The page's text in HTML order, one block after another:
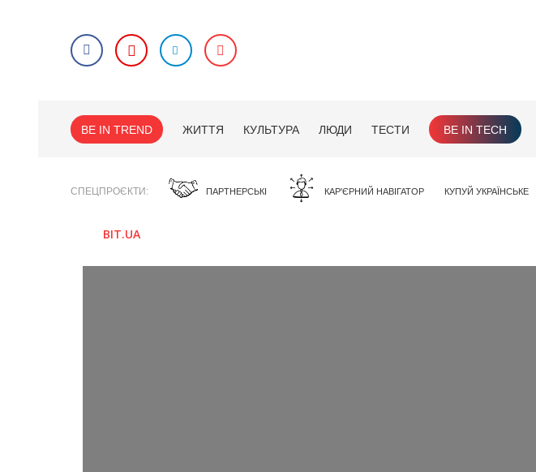
BE IN TREND ЖИТТЯ КУЛЬТУРА ЛЮДИ ТЕСТИ BE IN TECH
СПЕЦПРОЄКТИ ПАРТНЕРСЬКІ КАР'ЄРНИЙ НАВІГАТОР КУПУЙ УКРАЇНСЬКЕ
BIT.UA